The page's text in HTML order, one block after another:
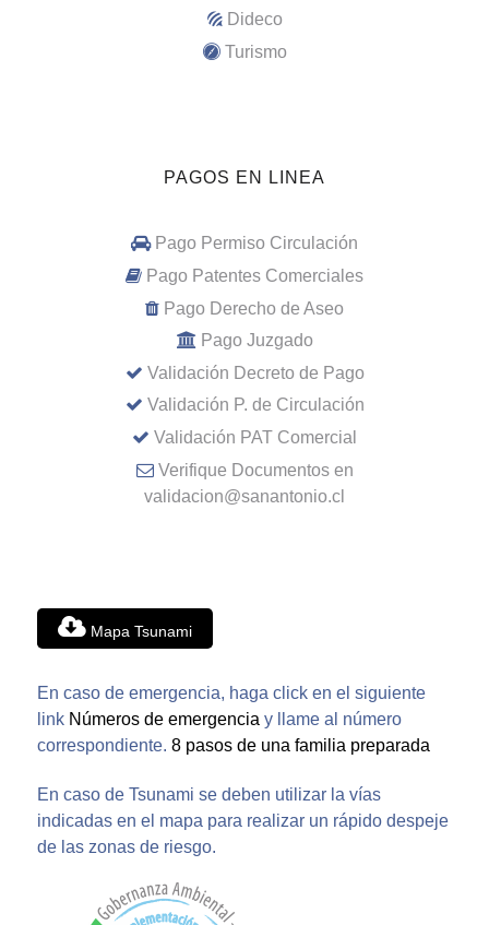
Dideco
Turismo
PAGOS EN LINEA
Pago Permiso Circulación
Pago Patentes Comerciales
Pago Derecho de Aseo
Pago Juzgado
Validación Decreto de Pago
Validación P. de Circulación
Validación PAT Comercial
Verifique Documentos en
validacion@sanantonio.cl
Mapa Tsunami
En caso de emergencia, haga click en el siguiente
link Números de emergencia y llame al número
correspondiente. 8 pasos de una familia preparada
En caso de Tsunami se deben utilizar la vías
indicadas en el mapa para realizar un rápido despeje
de las zonas de riesgo.